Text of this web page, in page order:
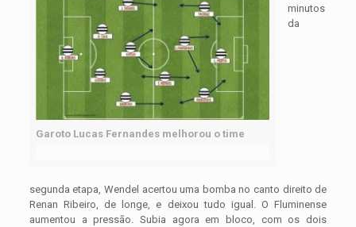
Garoto Lucas Fernandes melhorou o time
minutos
da
segunda etapa, Wendel acertou uma bomba no canto direito de
Renan Ribeiro, de longe, e deixou tudo igual. O Fluminense
aumentou a pressão. Subia agora em bloco, com os dois